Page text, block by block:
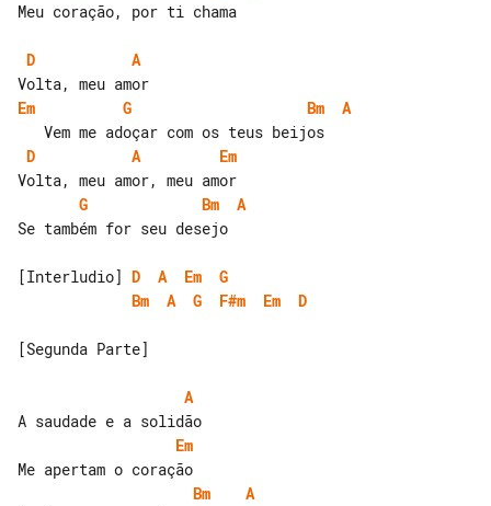
Meu coração, por ti chama
D
A
Em
G Bm
A
D
A
Em
G
Bm
A
Se também for seu desejo
[Interludio] D A Em
G
Bm
A G F#m Em D
[Segunda Parte]
A
Em
Bm
A